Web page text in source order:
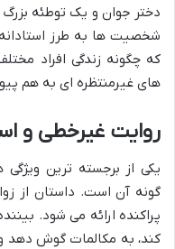
دختر جوان و یک توطئه
شخصیت ها به طرز
که چگونه زندگی افراد
های غیرمنتظره ای به هم
روایت غیرخطی و
گونه آن است. داستان از
پراکنده ارائه می شود.
کند، به مکالمات گوش دهد